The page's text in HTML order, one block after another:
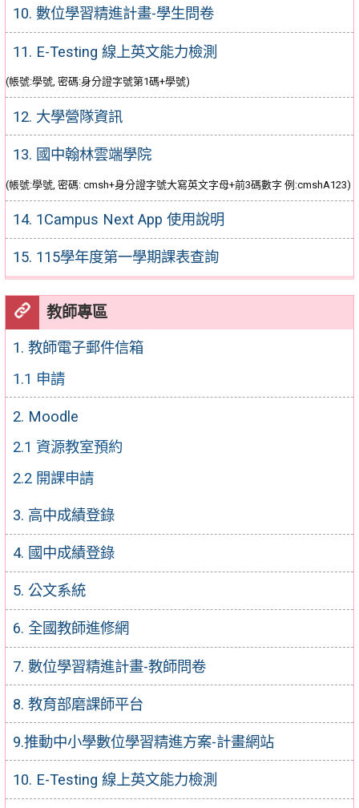
10. 數位學習精進計畫-學生問卷
11. E-Testing 線上英文能力檢測
(帳號:學號, 密碼:身分證字號第1碼+學號)
12. 大學營隊資訊
13. 國中翰林雲端學院
(帳號:學號, 密碼: cmsh+身分證字號大寫英文字母+前3碼數字 例:cmshA123)
14. 1Campus Next App 使用說明
15. 115學年度第一學期課表查詢
教師專區
1. 教師電子郵件信箱
1.1 申請
2. Moodle
2.1 資源教室預約
2.2 開課申請
3. 高中成績登錄
4. 國中成績登錄
5. 公文系統
6. 全國教師進修網
7. 數位學習精進計畫-教師問卷
8. 教育部磨課師平台
9.推動中小學數位學習精進方案-計畫網站
10. E-Testing 線上英文能力檢測